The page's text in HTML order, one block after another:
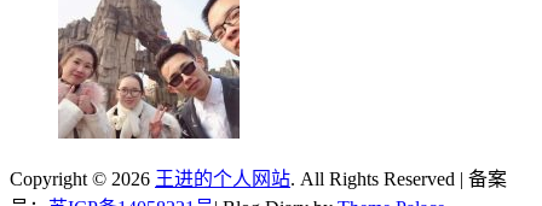
Copyright © 2026 王进的个人网站. All Rights Reserved | 备案